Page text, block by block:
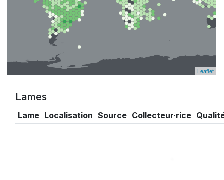
Leaflet
Lames
Lame Localisation Source Collecteur·rice